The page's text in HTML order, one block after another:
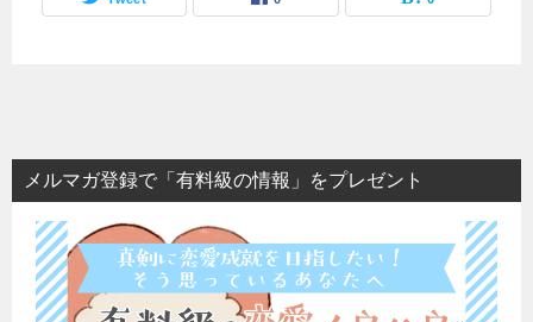
メルマガ登録で「有料級の情報」をプレゼント